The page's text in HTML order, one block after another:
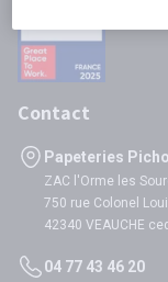
Contact
Papeteries
ZAC l'Orme les
750 rue Colonel
42340 VEAUCHE
04 77 43 46 20